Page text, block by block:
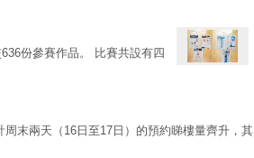
份參賽作品。 比賽共設有四
末兩天（16日至17日）的預約睇樓量齊升，其